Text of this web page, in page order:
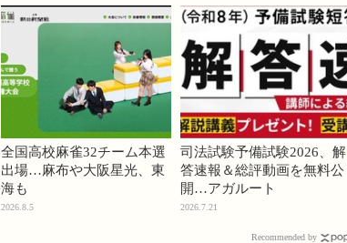
全国高校麻雀32チーム本選
出場…麻布や大阪星光、東
海も
2026.8.5
司法試験予備試験2026、解
答速報＆総評動画を無料公
開…アガルート
2026.7.21
Recommended by